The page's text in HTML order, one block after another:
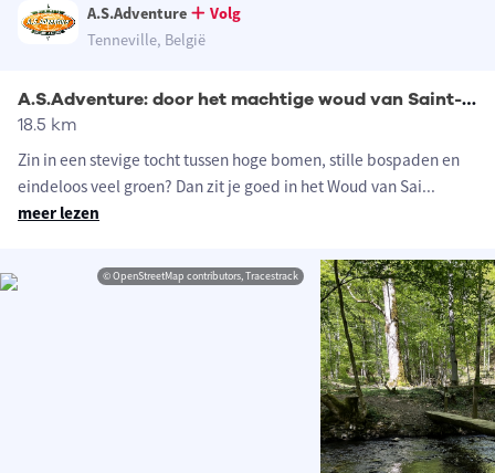
A.S.Adventure
Volg
Tenneville, België
A.S.Adventure: door het machtige woud van Saint-Hubert
18.5 km
Zin in een stevige tocht tussen hoge bomen, stille bospaden en
eindeloos veel groen? Dan zit je goed in het Woud van Sai...
meer lezen
© OpenStreetMap contributors, Tracestrack